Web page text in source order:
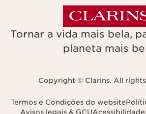
Tornar a vida mais bela,
planeta mais
Copyright © Clarins. All
Termos e Condições do website
Avisos legais & GCU